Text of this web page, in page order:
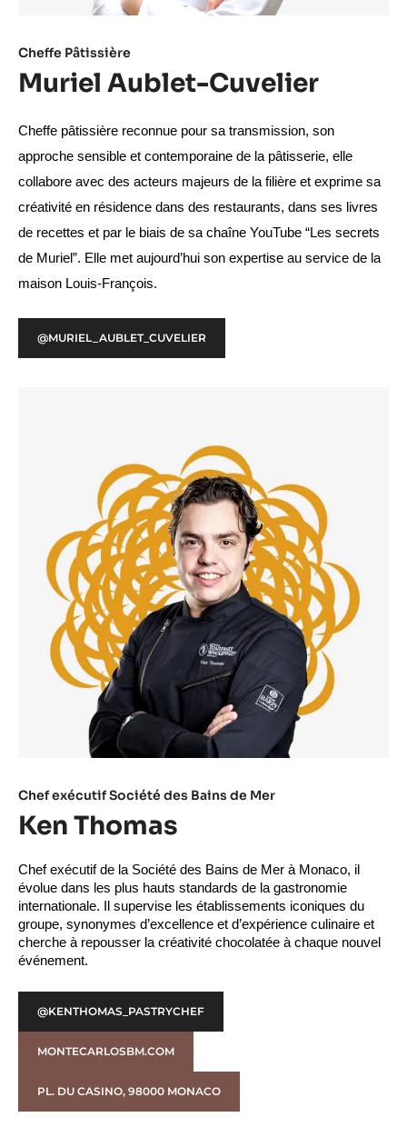
Cheffe Pâtissière​
Muriel Aublet-Cuvelier
Cheffe pâtissière reconnue pour sa transmission, son
approche sensible et contemporaine de la pâtisserie, elle
collabore avec des acteurs majeurs de la filière et exprime sa
créativité en résidence dans des restaurants, dans ses livres
de recettes et par le biais de sa chaîne YouTube “Les secrets
de Muriel”. Elle met aujourd’hui son expertise au service de la
maison Louis-François.
@MURIEL_AUBLET_CUVELIER
Chef exécutif Société ​des Bains de Mer​
Ken Thomas
Chef exécutif de la Société des Bains de Mer à Monaco, il
évolue dans les plus hauts standards de la gastronomie
internationale. Il supervise les établissements iconiques du
groupe, synonymes d’excellence et d’expérience culinaire et
cherche à repousser la créativité chocolatée à chaque nouvel
événement.
@KENTHOMAS_PASTRYCHEF
MONTECARLOSBM.COM
PL. DU CASINO, 98000 MONACO